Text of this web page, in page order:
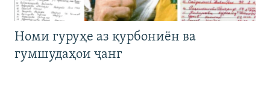
Номи гуруҳе аз қурбониён ва
гумшудаҳои ҷанг